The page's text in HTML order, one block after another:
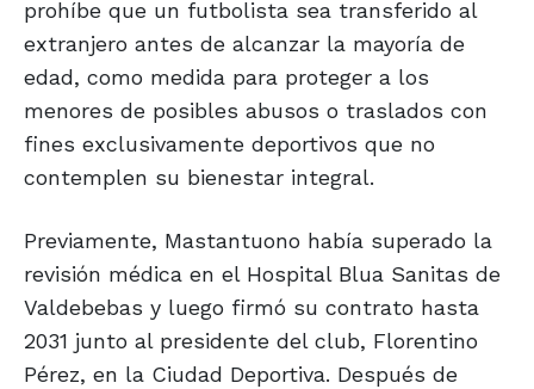
prohíbe que un futbolista sea transferido al
extranjero antes de alcanzar la mayoría de
edad, como medida para proteger a los
menores de posibles abusos o traslados con
fines exclusivamente deportivos que no
contemplen su bienestar integral.
Previamente, Mastantuono había superado la
revisión médica en el Hospital Blua Sanitas de
Valdebebas y luego firmó su contrato hasta
2031 junto al presidente del club, Florentino
Pérez, en la Ciudad Deportiva. Después de